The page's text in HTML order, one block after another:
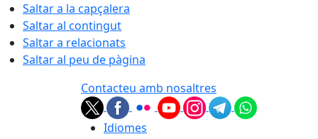
Saltar a la capçalera
Saltar al contingut
Saltar a relacionats
Saltar al peu de pàgina
Contacteu amb nosaltres
Idiomes